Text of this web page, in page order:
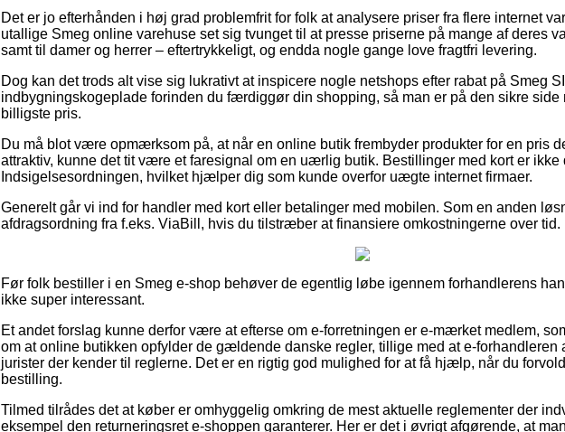
Det er jo efterhånden i høj grad problemfrit for folk at analysere priser fra flere internet
utallige Smeg online varehuse set sig tvunget til at presse priserne på mange af deres
samt til damer og herrer – eftertrykkeligt, og endda nogle gange love fragtfri levering.
Dog kan det trods alt vise sig lukrativt at inspicere nogle netshops efter rabat på Smeg
indbygningskogeplade forinden du færdiggør din shopping, så man er på den sikre side
billigste pris.
Du må blot være opmærksom på, at når en online butik frembyder produkter for en pris
attraktiv, kunne det tit være et faresignal om en uærlig butik. Bestillinger med kort er ikke
Indsigelsesordningen, hvilket hjælper dig som kunde overfor uægte internet firmaer.
Generelt går vi ind for handler med kort eller betalinger med mobilen. Som en anden
afdragsordning fra f.eks. ViaBill, hvis du tilstræber at finansiere omkostningerne over tid.
Før folk bestiller i en Smeg e-shop behøver de egentlig løbe igennem forhandlerens
ikke super interessant.
Et andet forslag kunne derfor være at efterse om e-forretningen er e-mærket medlem,
om at online butikken opfylder de gældende danske regler, tillige med at e-forhandleren
jurister der kender til reglerne. Det er en rigtig god mulighed for at få hjælp, når du
bestilling.
Tilmed tilrådes det at køber er omhyggelig omkring de mest aktuelle reglementer der
eksempel den returneringsret e-shoppen garanterer. Her er det i øvrigt afgørende, at